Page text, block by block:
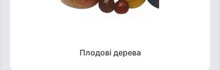
Плодові дерева